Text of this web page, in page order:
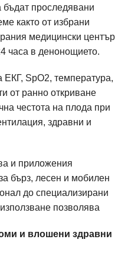
бъдат проследявани
както от избрани
медицински център
часа в денонощието.
ЕКГ, SpO2, температура,
от ранно откриване
честота на плода при
здравни и
и приложения
бърз, лесен и мобилен
до специализирани
позволява
и влошени здравни